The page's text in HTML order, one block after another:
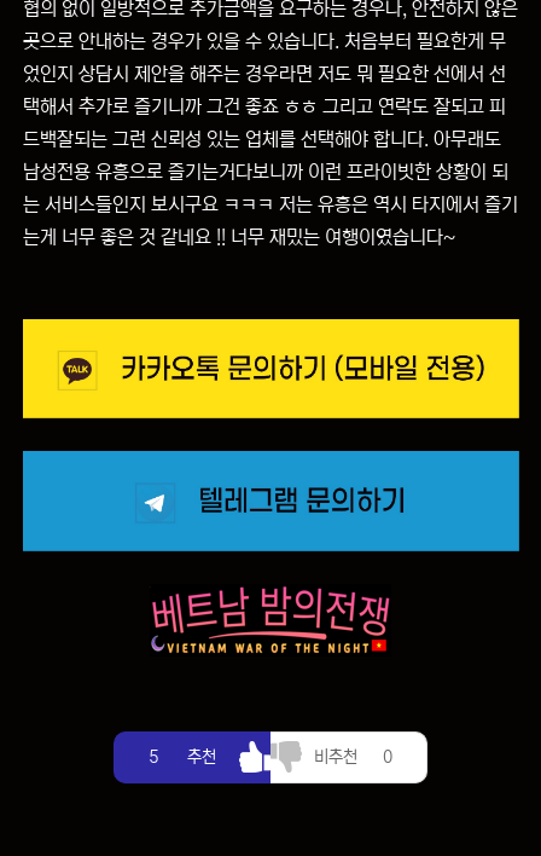
협의 없이 일방적으로 추가금액을 요구하는 경우나, 안전하지 않은
곳으로 안내하는 경우가 있을 수 있습니다. 처음부터 필요한게 무
었인지 상담시 제안을 해주는 경우라면 저도 뭐 필요한 선에서 선
택해서 추가로 즐기니까 그건 좋죠 ㅎㅎ 그리고 연락도 잘되고 피
드백잘되는 그런 신뢰성 있는 업체를 선택해야 합니다. 아무래도
남성전용 유흥으로 즐기는거다보니까 이런 프라이빗한 상황이 되
는 서비스들인지 보시구요 ㅋㅋㅋ 저는 유흥은 역시 타지에서 즐기
는게 너무 좋은 것 같네요 !! 너무 재밌는 여행이였습니다~
5 추천 추천 비추천 0
비추천